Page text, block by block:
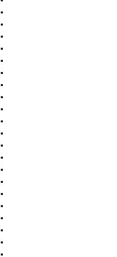
•
•
•
•
•
•
•
•
•
•
•
•
•
•
•
•
•
•
•
•